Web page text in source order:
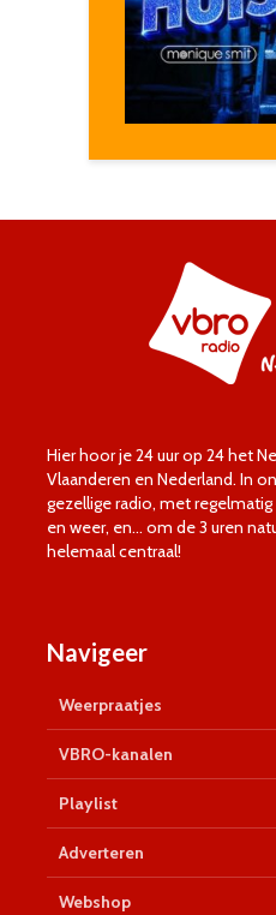
Hier hoor je 24 uur op 24 het
Vlaanderen en Nederland. In
gezellige radio, met
en weer, en… om de 3 uren
helemaal centraal!
Navigeer
Weerpraatjes
VBRO-kanalen
Playlist
Adverteren
Webshop